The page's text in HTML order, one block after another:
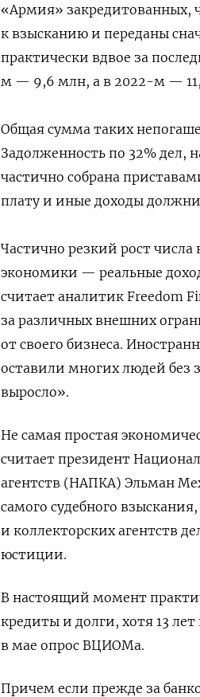
«Армия» закредитованных,
к взысканию и переданы
практически вдвое за
м — 9,6 млн, а в 2022-м —
Общая сумма таких
Задолженность по 32% дел,
частично собрана
плату и иные доходы
Частично резкий рост
экономики — реальные
считает аналитик Freedom
за различных внешних
от своего бизнеса.
оставили многих людей без
выросло».
Не самая простая
считает президент
агентств (НАПКА) Эльман
самого судебного
и коллекторских агентств
юстиции.
В настоящий момент
кредиты и долги, хотя 13
в мае опрос ВЦИОМа.
Причем если прежде за